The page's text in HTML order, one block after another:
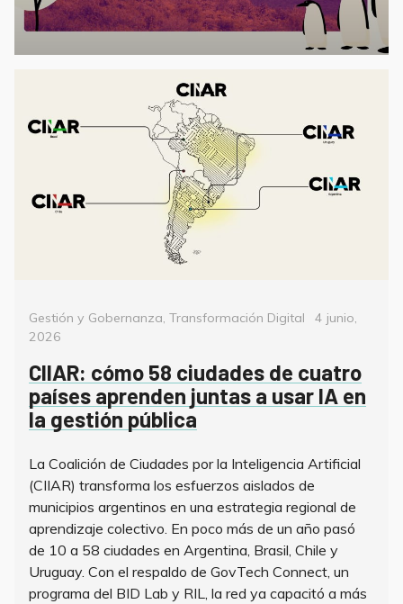
Categorías
Gestión y Gobernanza, Transformación Digital
Posted
4 junio,
2026
CIIAR: cómo 58 ciudades de cuatro
países aprenden juntas a usar IA en
la gestión pública
La Coalición de Ciudades por la Inteligencia Artificial
(CIIAR) transforma los esfuerzos aislados de
municipios argentinos en una estrategia regional de
aprendizaje colectivo. En poco más de un año pasó
de 10 a 58 ciudades en Argentina, Brasil, Chile y
Uruguay. Con el respaldo de GovTech Connect, un
programa del BID Lab y RIL, la red ya capacitó a más